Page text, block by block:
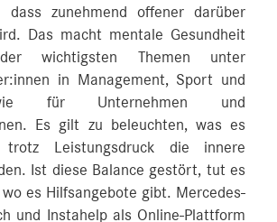
zunehmend offener darüber
Das macht mentale Gesundheit
wichtigsten Themen unter
in Management, Sport und
für Unternehmen und
Es gilt zu beleuchten, was es
Leistungsdruck die innere
Ist diese Balance gestört, tut es
es Hilfsangebote gibt. Mercedes-
und Instahelp als Online-Plattform